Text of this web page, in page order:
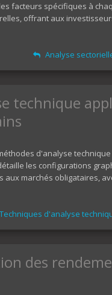
facteurs spécifiques à
offrant aux
Analyse
technique
d'analyse
les configurations
marchés obligataires,
Techniques d'analyse
des